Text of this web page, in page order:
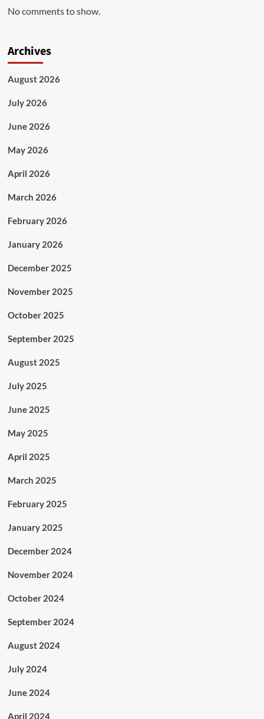
No comments to show.
Archives
August 2026
July 2026
June 2026
May 2026
April 2026
March 2026
February 2026
January 2026
December 2025
November 2025
October 2025
September 2025
August 2025
July 2025
June 2025
May 2025
April 2025
March 2025
February 2025
January 2025
December 2024
November 2024
October 2024
September 2024
August 2024
July 2024
June 2024
April 2024